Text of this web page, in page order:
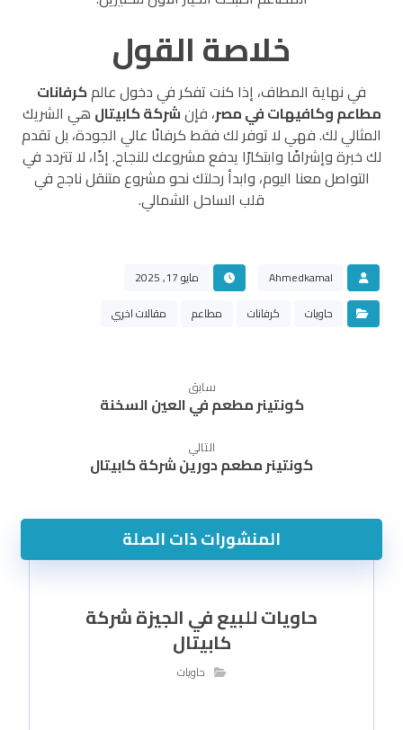
خلاصة القول
في نهاية المطاف، إذا كنت تفكر في دخول عالمكرفانات
مطاعم وكافيهات في مصر، فإنشركة كابيتال هي الشريك
المثالي لك. فهي لا توفر لك فقط كرفانًا عالي الجودة، بل تقدم
لك خبرة وإشرافًا وابتكارًا يدفع مشروعك للنجاح. إذًا، لا تتردد في
التواصل معنا اليوم، وابدأ رحلتك نحو مشروع متنقل ناجح في
قلب الساحل الشمالي.
Ahmedkamal
مايو 17, 2025
حاويات
كرفانات مطاعم مقالات اخري
سابق
كونتينر مطعم في العين السخنة
التالي
كونتينر مطعم دورين شركة كابيتال
المنشورات ذات الصلة
حاويات للبيع في الجيزة شركة
كابيتال
حاويات